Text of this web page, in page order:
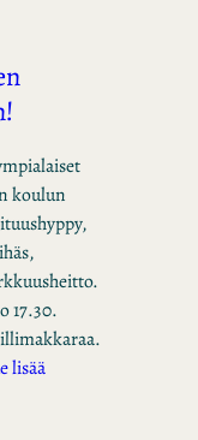
koulun
17.30.
lisää